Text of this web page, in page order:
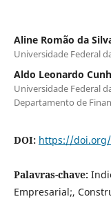
Aline Romão da
Universidade Federal
Aldo Leonardo
Universidade Federal
Departamento de
DOI: https://doi.org/
Palavras-chave:
Empresarial;,